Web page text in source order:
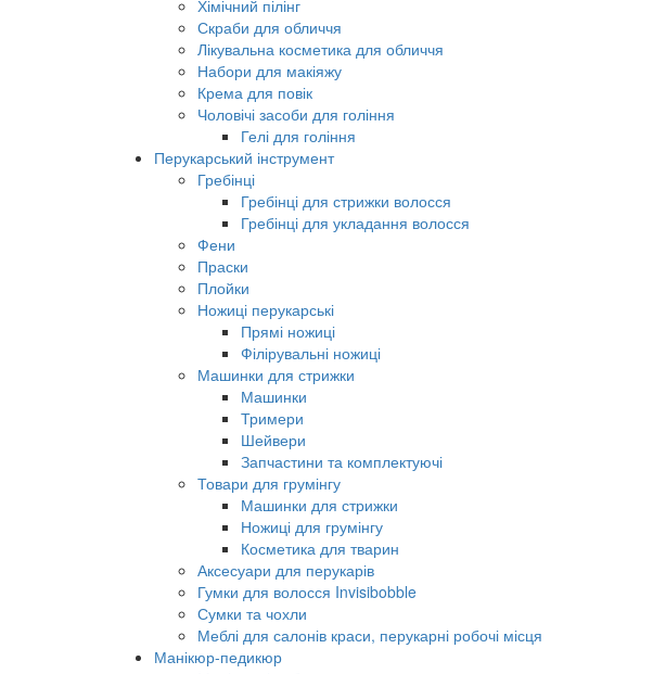
Хімічний пілінг
Скраби для обличчя
Лікувальна косметика для обличчя
Набори для макіяжу
Крема для повік
Чоловічі засоби для гоління
Гелі для гоління
Перукарський інструмент
Гребінці
Гребінці для стрижки волосся
Гребінці для укладання волосся
Фени
Праски
Плойки
Ножиці перукарські
Прямі ножиці
Філірувальні ножиці
Машинки для стрижки
Машинки
Тримери
Шейвери
Запчастини та комплектуючі
Товари для грумінгу
Машинки для стрижки
Ножиці для грумінгу
Косметика для тварин
Аксесуари для перукарів
Гумки для волосся Invisibobble
Сумки та чохли
Меблі для салонів краси, перукарні робочі місця
Манікюр-педикюр